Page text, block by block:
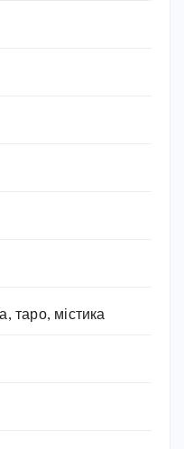
таро, містика